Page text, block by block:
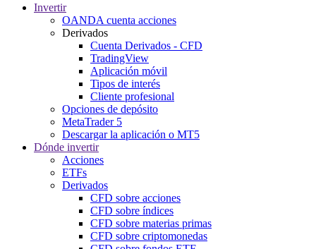
Invertir
OANDA cuenta acciones
Derivados
Cuenta Derivados - CFD
TradingView
Aplicación móvil
Tipos de interés
Cliente profesional
Opciones de depósito
MetaTrader 5
Descargar la aplicación o MT5
Dónde invertir
Acciones
ETFs
Derivados
CFD sobre acciones
CFD sobre índices
CFD sobre materias primas
CFD sobre criptomonedas